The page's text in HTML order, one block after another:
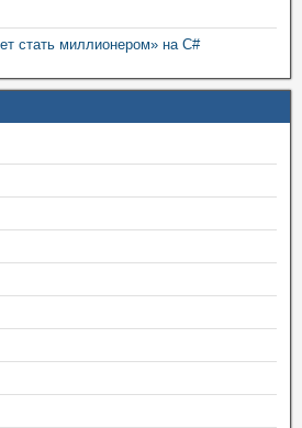
стать миллионером» на C#